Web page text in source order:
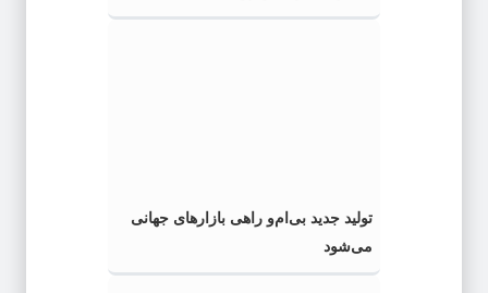
تولید جدید بی‌ام‌و راهی بازارهای جهانی
می‌شود